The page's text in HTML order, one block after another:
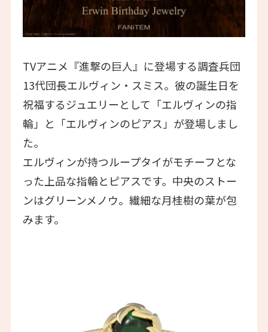
TVアニメ『進撃の巨人』に登場する調査兵団
13代団長エルヴィン・スミス。彼の誕生日を
祝福するジュエリーとして「エルヴィンの指
輪」と「エルヴィンのピアス」が登場しまし
た。
エルヴィンが持つループタイがモチーフとな
った上品な指輪とピアスです。中央のストー
ンはグリーンメノウ。繊細な月桂樹の葉が包
みます。